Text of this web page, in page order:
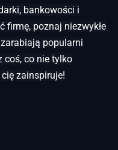
bankowości i
firmę, poznaj niezwykłe
popularni
coś, co nie tylko
zainspiruje!